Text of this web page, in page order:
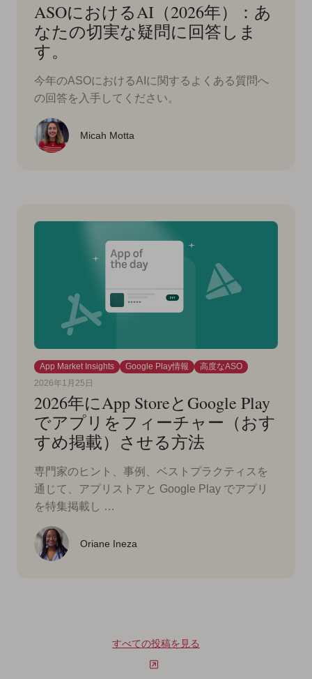
ASOにおけるAI（2026年）：あ
なたの切実な疑問に回答しま
す。
今年のASOにおけるAIに関するよくある質問へ
の回答を入手してください。
Micah Motta
App Market Insights Google Play情報
高度なASO
2026年1月25日
2026年にApp StoreとGoogle Play
でアプリをフィーチャー（おす
すめ掲載）させる方法
専門家のヒント、事例、ベストプラクティスを
通じて、アプリストアと Google Play でアプリ
を特集掲載し …
Oriane Ineza
すべての投稿を見る